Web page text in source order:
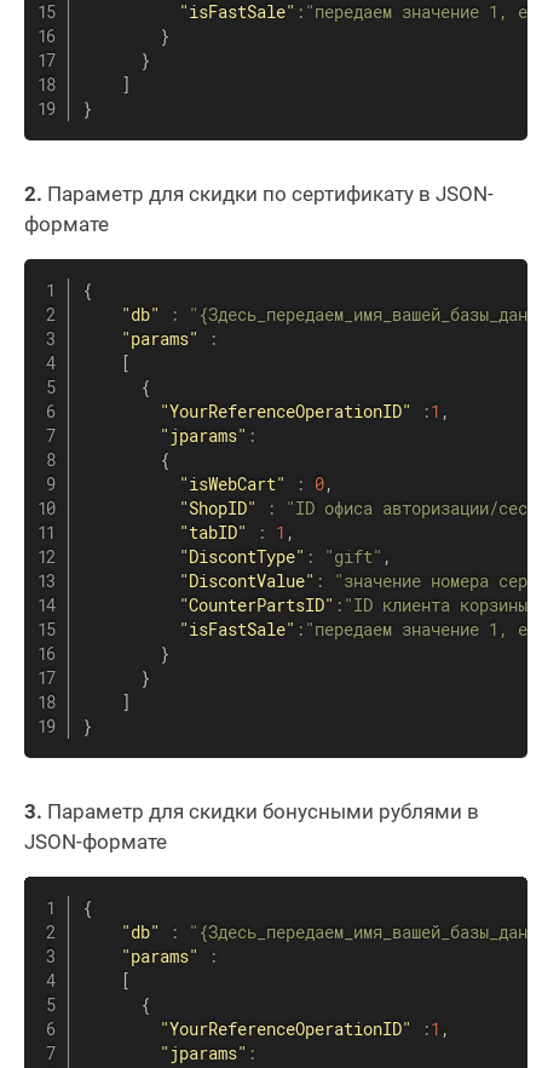
"isFastSale" : "передаем значение 1,
}
}
]
}
2. Параметр для скидки по сертификату в JSON-
формате
{
"db"
:
"params"
:
[
{
"YourReferenceOperationID"
:1 ,
"jparams" :
{
"isWebCart"
: 0,
"ShopID"
:
"ID офиса авторизации/
"tabID"
: 1 ,
"DiscontType" : "gift" ,
"DiscontValue" :
"значение номера
"CounterPartsID" : "ID клиента корзины"
"isFastSale" : "передаем значение 1,
}
}
]
}
3. Параметр для скидки бонусными рублями в
JSON-формате
{
"db"
:
"params"
:
[
{
"YourReferenceOperationID"
:1 ,
"jparams" :